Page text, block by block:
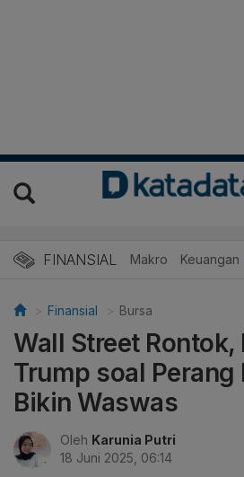
FINANSIAL Makro Keuangan
Finansial Bursa
Wall Street Rontok,
Trump soal
Bikin Waswas
Oleh Karunia Putri
18 Juni 2025, 06:14